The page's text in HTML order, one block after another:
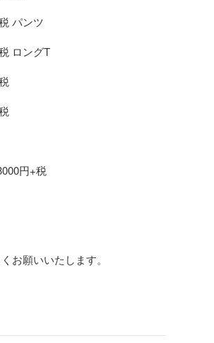
パンツ
ロングT
円+税
お願いいたします。